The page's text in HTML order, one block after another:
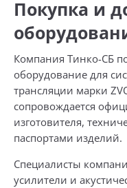
Покупка и
Компания Тинко-СБ
оборудование для
трансляции марки
сопровождается
изготовителя,
паспортами изделий.
Специалисты
усилители и